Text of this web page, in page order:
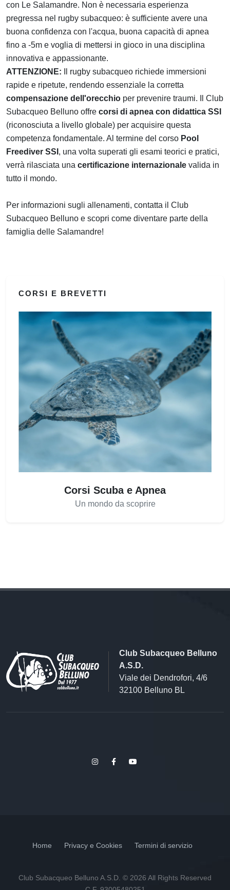
con Le Salamandre. Non è necessaria esperienza
pregressa nel rugby subacqueo: è sufficiente avere una
buona confidenza con l'acqua, buona capacità di apnea
fino a -5m e voglia di mettersi in gioco in una disciplina
innovativa e appassionante.
ATTENZIONE:
Il rugby subacqueo richiede immersioni
rapide e ripetute, rendendo essenziale la corretta
compensazione dell'orecchio per prevenire traumi. Il Club
Subacqueo Belluno offre corsi di apnea con didattica SSI
(riconosciuta a livello globale) per acquisire questa
competenza fondamentale. Al termine del corso Pool
Freediver SSI , una volta superati gli esami teorici e pratici,
verrà rilasciata una certificazione internazionale valida in
tutto il mondo.
Per informazioni sugli allenamenti, contatta il Club
Subacqueo Belluno e scopri come diventare parte della
famiglia delle Salamandre!
CORSI E BREVETTI
Corsi Scuba e Apnea
Un mondo da scoprire
Club Subacqueo Belluno
A.S.D.
Viale dei Dendrofori, 4/6
32100 Belluno BL
Home Privacy e Cookies Termini di servizio
Club Subacqueo Belluno A.S.D. © 2026 All Rights Reserved